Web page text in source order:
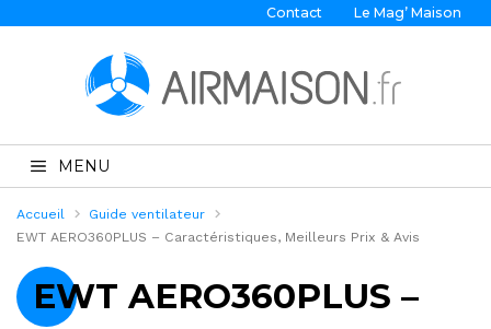
Contact Le Mag’ Maison
MENU
Accueil
Guide ventilateur
EWT AERO360PLUS – Caractéristiques, Meilleurs Prix & Avis
EWT AERO360PLUS –